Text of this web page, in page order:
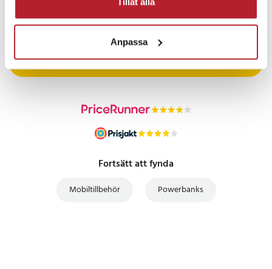
Anpassa
PRISGARANTI
UTFÖRSÄLJNING
Fortsätt att fynda
Mobiltillbehör Powerbanks